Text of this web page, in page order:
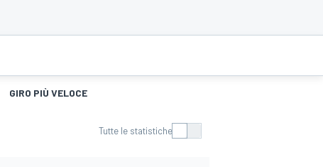
GIRO PIÙ VELOCE
Tutte le statistiche